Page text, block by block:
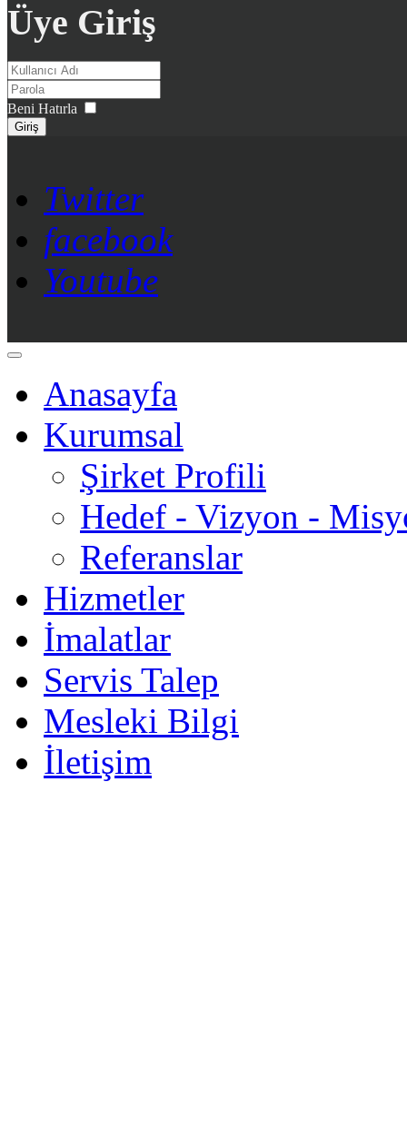
Üye Giriş
Beni Hatırla
Giriş
Twitter
facebook
Youtube
Anasayfa
Kurumsal
Şirket Profili
Hedef - Vizyon -
Referanslar
Hizmetler
İmalatlar
Servis Talep
Mesleki Bilgi
İletişim